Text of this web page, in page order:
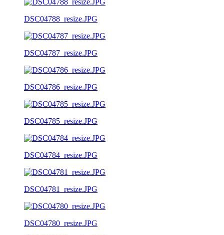
DSC04788_resize.JPG
DSC04787_resize.JPG
DSC04786_resize.JPG
DSC04785_resize.JPG
DSC04784_resize.JPG
DSC04781_resize.JPG
DSC04780_resize.JPG